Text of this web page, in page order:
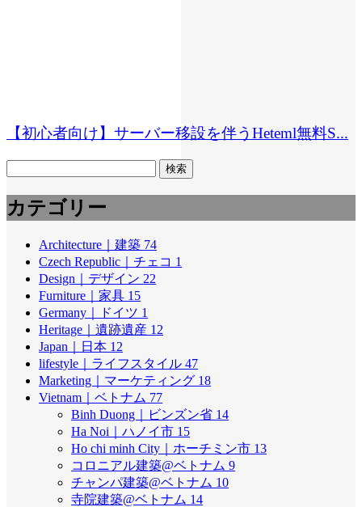
【初心者向け】サーバー移設を伴うHeteml無料S...
カテゴリー
Architecture｜建築 74
Czech Republic｜チェコ 1
Design｜デザイン 22
Furniture｜家具 15
Germany｜ドイツ 1
Heritage｜遺跡遺産 12
Japan｜日本 12
lifestyle｜ライフスタイル 47
Marketing｜マーケティング 18
Vietnam｜ベトナム 77
Binh Duong｜ビンズン省 14
Ha Noi｜ハノイ市 15
Ho chi minh City｜ホーチミン市 13
コロニアル建築@ベトナム 9
チャンパ建築@ベトナム 10
寺院建築@ベトナム 14